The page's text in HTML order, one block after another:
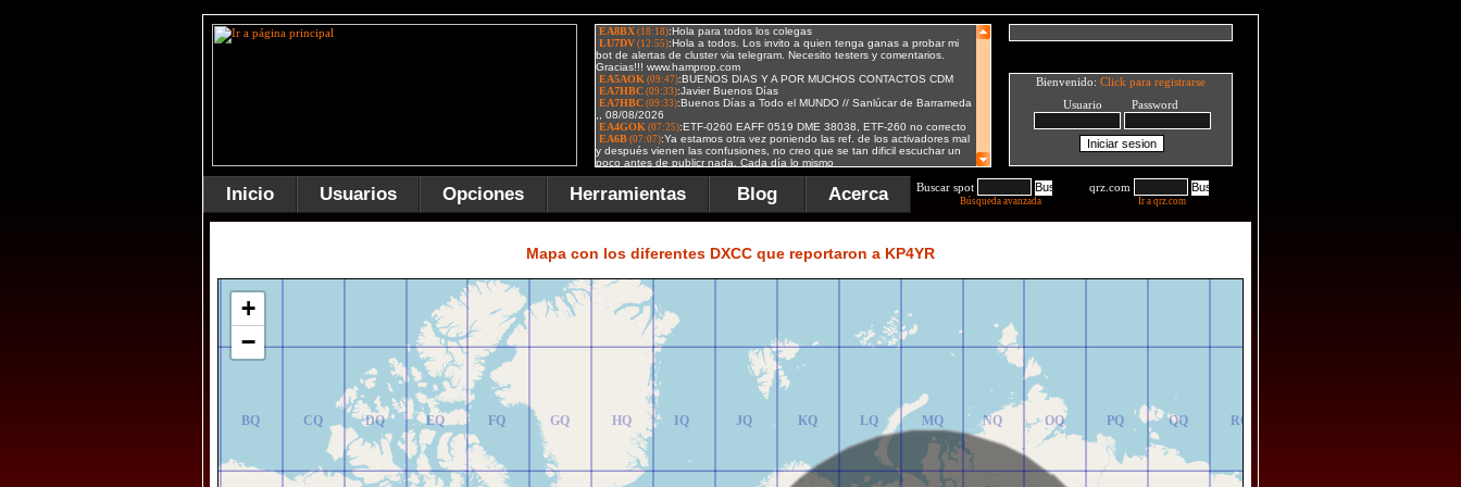
Bienvenido: Click para registrarse
Usuario Password
Inicio Usuarios Opciones Herramientas Blog Acerca Buscar spot
Búsqueda avanzada
qrz.com
Ir a qrz.com
Mapa con los diferentes DXCC que reportaron a KP4YR
BQ
BR
CQ
CR
DQ
DR
EQ
ER
FQ
FR
GQ
GR
HQ
HR
IQ
IR
JQ
JR
KQ
KR
LQ
LR
MQ
MR
NQ
NR
OQ
OR
PQ
PR
QQ
QR
RQ
RR
+
−